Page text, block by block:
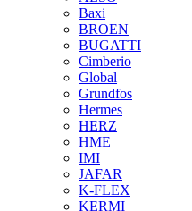
Baxi
BROEN
BUGATTI
Cimberio
Global
Grundfos
Hermes
HERZ
HME
IMI
JAFAR
K-FLEX
KERMI